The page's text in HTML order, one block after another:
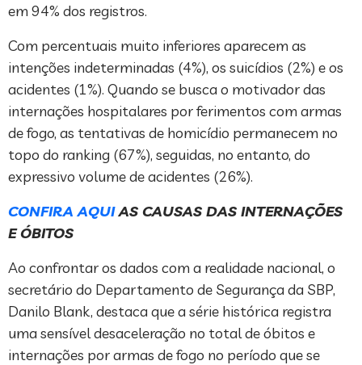
em 94% dos registros.
Com percentuais muito inferiores aparecem as
intenções indeterminadas (4%), os suicídios (2%) e os
acidentes (1%). Quando se busca o motivador das
internações hospitalares por ferimentos com armas
de fogo, as tentativas de homicídio permanecem no
topo do ranking (67%), seguidas, no entanto, do
expressivo volume de acidentes (26%).
CONFIRA AQUIAS CAUSAS DAS INTERNAÇÕES
E ÓBITOS
Ao confrontar os dados com a realidade nacional, o
secretário do Departamento de Segurança da SBP,
Danilo Blank, destaca que a série histórica registra
uma sensível desaceleração no total de óbitos e
internações por armas de fogo no período que se